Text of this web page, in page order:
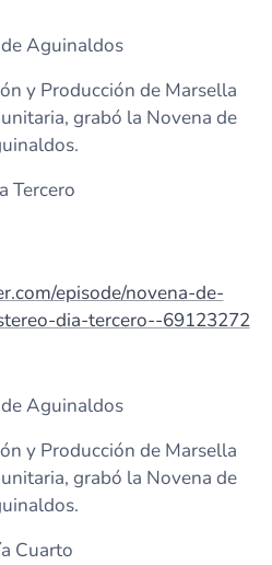
Aguinaldos
y Producción de Marsella
grabó la Novena de
Tercero
episode/novena-de-
dia-tercero--69123272
Aguinaldos
y Producción de Marsella
grabó la Novena de
Cuarto